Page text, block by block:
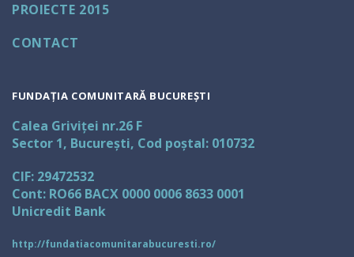
PROIECTE 2015
CONTACT
FUNDAȚIA COMUNITARĂ BUCUREȘTI
Calea Griviței nr.26 F
Sector 1, București, Cod poștal: 010732
CIF: 29472532
Cont: RO66 BACX 0000 0006 8633 0001
Unicredit Bank
http://fundatiacomunitarabucuresti.ro/